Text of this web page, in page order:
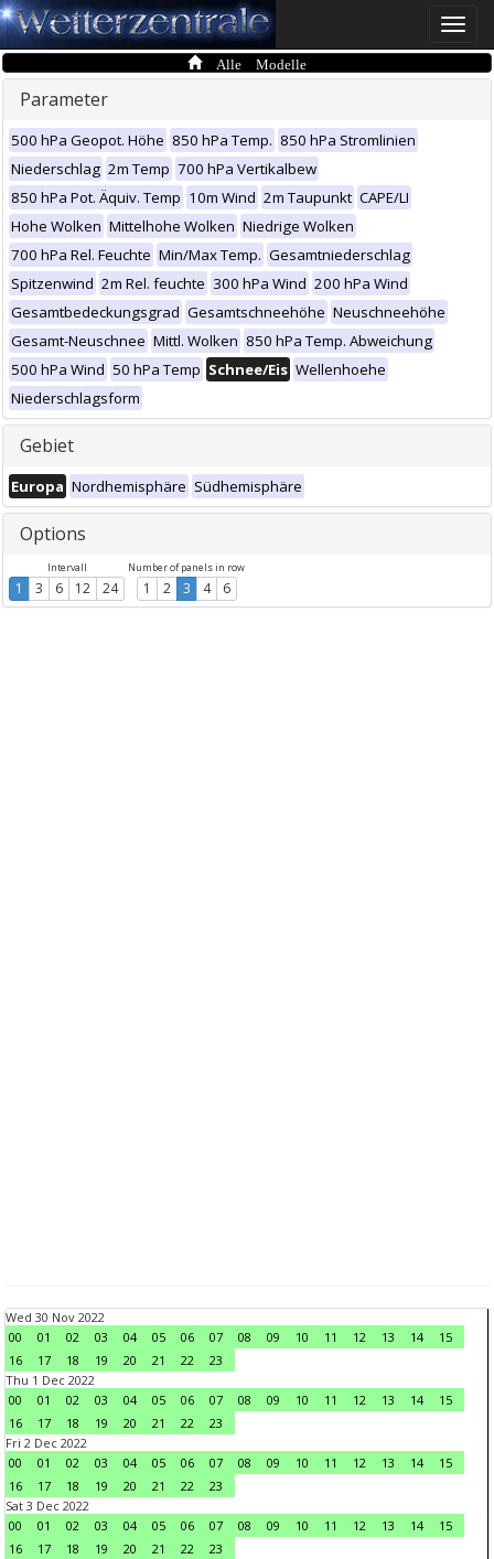
Toggle
Alle Modelle
Parameter
500 hPa Geopot. Höhe 850 hPa Temp. 850 hPa Stromlinien
Niederschlag 2m Temp 700 hPa Vertikalbew
850 hPa Pot. Äquiv. Temp 10m Wind 2m Taupunkt CAPE/LI
Hohe Wolken Mittelhohe Wolken Niedrige Wolken
700 hPa Rel. Feuchte Min/Max Temp. Gesamtniederschlag
Spitzenwind 2m Rel. feuchte 300 hPa Wind 200 hPa Wind
Gesamtbedeckungsgrad Gesamtschneehöhe Neuschneehöhe
Gesamt-Neuschnee Mittl. Wolken 850 hPa Temp. Abweichung
500 hPa Wind 50 hPa Temp Schnee/Eis Wellenhoehe
Niederschlagsform
Gebiet
Europa Nordhemisphäre Südhemisphäre
Options
Intervall
1 3 6 12 24
Number of panels in row
1 2 3 4 6
Wed 30 Nov 2022
00
01 02 03 04 05 06 07 08 09 10 11 12 13 14
15
16
17 18 19 20 21 22
23
Thu 1 Dec 2022
00
01 02 03 04 05 06 07 08 09 10 11 12 13 14
15
16
17 18 19 20 21 22
23
Fri 2 Dec 2022
00
01 02 03 04 05 06 07 08 09 10 11 12 13 14
15
16
17 18 19 20 21 22
23
Sat 3 Dec 2022
00
01 02 03 04 05 06 07 08 09 10 11 12 13 14
15
16
17 18 19 20 21 22
23